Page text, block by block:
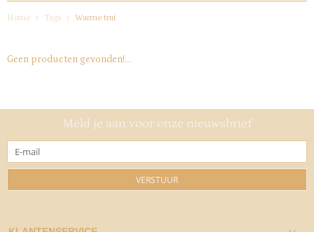
Home Tags Warme trui
Geen producten gevonden!...
Meld je aan voor onze nieuwsbrief
VERSTUUR